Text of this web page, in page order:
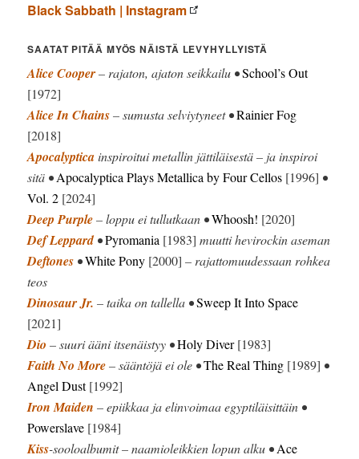
Black Sabbath | Instagram
SAATAT PITÄÄ MYÖS NÄISTÄ LEVYHYLLYISTÄ
Alice Cooper– rajaton, ajaton seikkailu •School’s Out
[1972]
Alice In Chains– sumusta selviytyneet •Rainier Fog
[2018]
Apocalyptica inspiroitui metallin jättiläisestä – ja inspiroi
sitä •Apocalyptica Plays Metallica by Four Cellos [1996] •
Vol. 2 [2024]
Deep Purple– loppu ei tullutkaan •Whoosh! [2020]
Def Leppard•Pyromania [1983] muutti hevirockin aseman
Deftones •White Pony [2000] – rajattomuudessaan rohkea
teos
Dinosaur Jr. – taika on tallella •Sweep It Into Space
[2021]
Dio – suuri ääni itsenäistyy •Holy Diver[1983]
Faith No More– sääntöjä ei ole •The Real Thing [1989] •
Angel Dust[1992]
Iron Maiden – epiikkaa ja elinvoimaa egyptiläisittäin •
Powerslave [1984]
Kiss-sooloalbumit – naamioleikkien lopun alku •Ace